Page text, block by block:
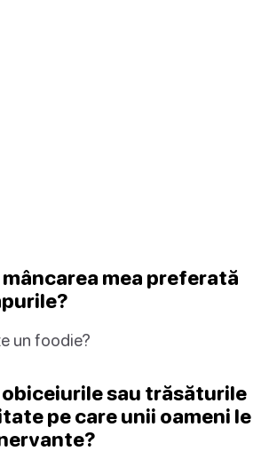
mâncarea mea preferată
un foodie?
obiceiurile sau trăsăturile
pe care unii oameni le